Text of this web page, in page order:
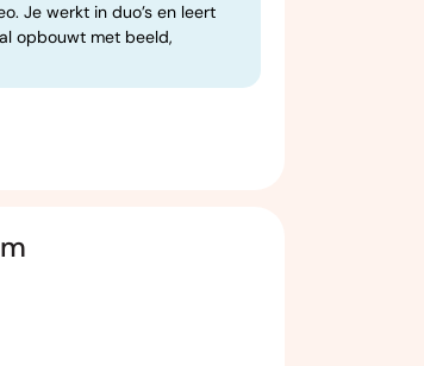
Je werkt in duo’s en leert
opbouwt met beeld,